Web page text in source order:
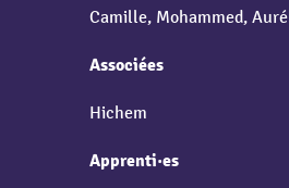
Camille, Mohammed,
Associées
Hichem
Apprenti·es